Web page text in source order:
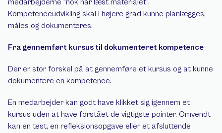
medarbejderne “nok har læst materialet”.
Kompetenceudvikling skal i højere grad kunne planlægges,
måles og dokumenteres.
Fra gennemført kursus til dokumenteret kompetence
Der er stor forskel på at gennemføre et kursus og at kunne
dokumentere en kompetence.
En medarbejder kan godt have klikket sig igennem et
kursus uden at have forstået de vigtigste pointer. Omvendt
kan en test, en refleksionsopgave eller et afsluttende